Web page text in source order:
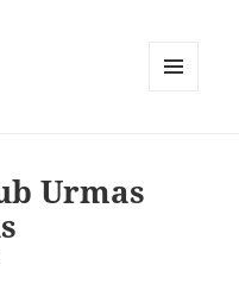
Urmas